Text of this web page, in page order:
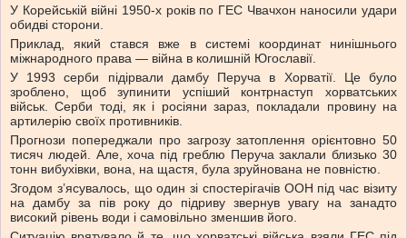
У Корейській війні 1950-х років по ГЕС Чвачхон наносили удари
обидві сторони.
Приклад, який стався вже в системі координат нинішнього
міжнародного права — війна в колишній Югославії.
У 1993 серби підірвали дамбу Перуча в Хорватії. Це було
зроблено, щоб зупинити успіший контрнаступ хорватських
військ. Серби тоді, як і росіяни зараз, покладали провину на
артилерію своїх противників.
Прогнози попереджали про загрозу затоплення орієнтовно 50
тисяч людей. Але, хоча під греблю Перуча заклали близько 30
тонн вибухівки, вона, на щастя, була зруйнована не повністю.
Згодом з’ясувалось, що один зі спостерігачів ООН під час візиту
на дамбу за пів року до підриву звернув увагу на занадто
високий рівень води і самовільно зменшив його.